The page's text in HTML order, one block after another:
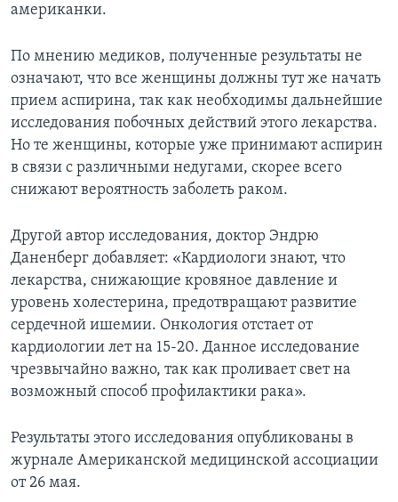
американки.
По мнению медиков, полученные результаты не
означают, что все женщины должны тут же начать
прием аспирина, так как необходимы дальнейшие
исследования побочных действий этого лекарства.
Но те женщины, которые уже принимают аспирин
в связи с различными недугами, скорее всего
снижают вероятность заболеть раком.
Другой автор исследования, доктор Эндрю
Даненберг добавляет: «Кардиологи знают, что
лекарства, снижающие кровяное давление и
уровень холестерина, предотвращают развитие
сердечной ишемии. Онкология отстает от
кардиологии лет на 15-20. Данное исследование
чрезвычайно важно, так как проливает свет на
возможный способ профилактики рака».
Результаты этого исследования опубликованы в
журнале Американской медицинской ассоциации
от 26 мая.